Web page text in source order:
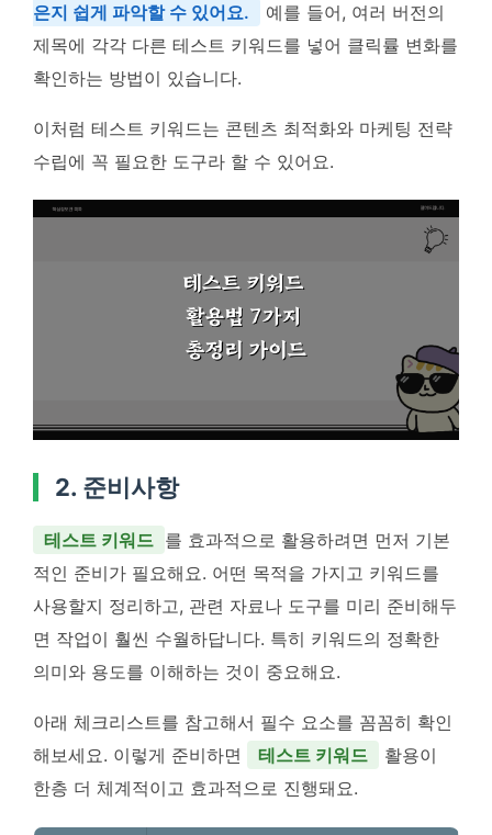
은지 쉽게 파악할 수 있어요.
예를 들어, 여러 버전의
제목에 각각 다른 테스트 키워드를 넣어 클릭률 변화를
확인하는 방법이 있습니다.
이처럼 테스트 키워드는 콘텐츠 최적화와 마케팅 전략
수립에 꼭 필요한 도구라 할 수 있어요.
2. 준비사항
테스트 키워드 를 효과적으로 활용하려면 먼저 기본
적인 준비가 필요해요. 어떤 목적을 가지고 키워드를
사용할지 정리하고, 관련 자료나 도구를 미리 준비해두
면 작업이 훨씬 수월하답니다. 특히 키워드의 정확한
의미와 용도를 이해하는 것이 중요해요.
아래 체크리스트를 참고해서 필수 요소를 꼼꼼히 확인
해보세요. 이렇게 준비하면
테스트 키워드
활용이
한층 더 체계적이고 효과적으로 진행돼요.